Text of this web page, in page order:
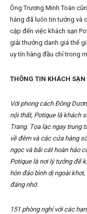
Ông Trương Minh Toàn
hàng đã luôn tin tưởng và
cập đến việc khách sạn
giải thưởng danh giá thế
uy tín hàng đầu chỉ trong
THÔNG TIN KHÁCH SẠN
Với phong cách Đông
nội thất, Potique là khách
Trang. Tọa lạc ngay trung
về đêm và các cửa hàng
ngọc và bãi cát hoàn hảo
Potique là nơi lý tưởng để
hòn đảo bình dị ngoài
đáng nhớ.
151 phòng nghỉ với các